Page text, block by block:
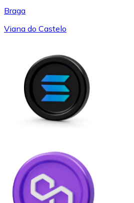
Braga
Viana do Castelo